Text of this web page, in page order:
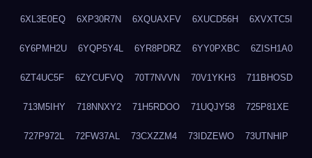
6XL3E0EQ 6XP30R7N 6XQUAXFV 6XUCD56H 6XVXTC5I
6Y6PMH2U 6YQP5Y4L 6YR8PDRZ 6YY0PXBC 6ZISH1A0
6ZT4UC5F 6ZYCUFVQ 70T7NVVN 70V1YKH3 711BHOSD
713M5IHY 718NNXY2 71H5RDOO 71UQJY58 725P81XE
727P972L 72FW37AL 73CXZZM4 73IDZEWO 73UTNHIP